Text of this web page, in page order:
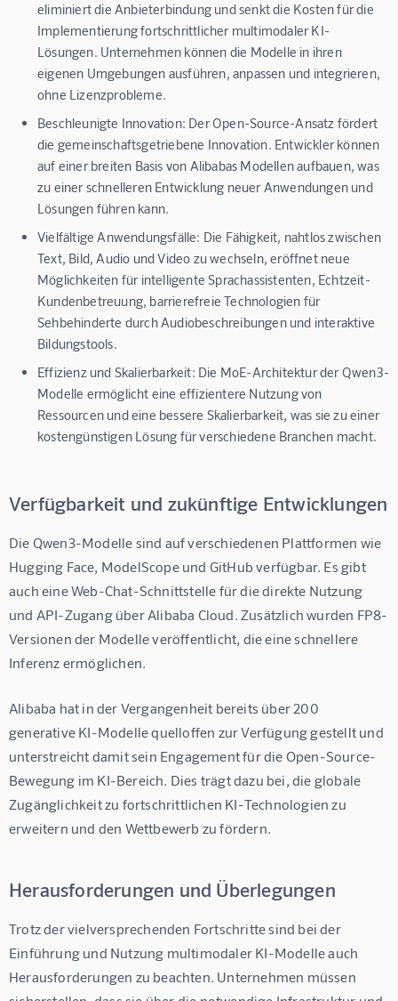
eliminiert die Anbieterbindung und senkt die Kosten für die
Implementierung fortschrittlicher multimodaler KI-
Lösungen. Unternehmen können die Modelle in ihren
eigenen Umgebungen ausführen, anpassen und integrieren,
ohne Lizenzprobleme.
Beschleunigte Innovation: Der Open-Source-Ansatz fördert
die gemeinschaftsgetriebene Innovation. Entwickler können
auf einer breiten Basis von Alibabas Modellen aufbauen, was
zu einer schnelleren Entwicklung neuer Anwendungen und
Lösungen führen kann.
Vielfältige Anwendungsfälle: Die Fähigkeit, nahtlos zwischen
Text, Bild, Audio und Video zu wechseln, eröffnet neue
Möglichkeiten für intelligente Sprachassistenten, Echtzeit-
Kundenbetreuung, barrierefreie Technologien für
Sehbehinderte durch Audiobeschreibungen und interaktive
Bildungstools.
Effizienz und Skalierbarkeit: Die MoE-Architektur der Qwen3-
Modelle ermöglicht eine effizientere Nutzung von
Ressourcen und eine bessere Skalierbarkeit, was sie zu einer
kostengünstigen Lösung für verschiedene Branchen macht.
Verfügbarkeit und zukünftige Entwicklungen
Die Qwen3-Modelle sind auf verschiedenen Plattformen wie
Hugging Face, ModelScope und GitHub verfügbar. Es gibt
auch eine Web-Chat-Schnittstelle für die direkte Nutzung
und API-Zugang über Alibaba Cloud. Zusätzlich wurden FP8-
Versionen der Modelle veröffentlicht, die eine schnellere
Inferenz ermöglichen.
Alibaba hat in der Vergangenheit bereits über 200
generative KI-Modelle quelloffen zur Verfügung gestellt und
unterstreicht damit sein Engagement für die Open-Source-
Bewegung im KI-Bereich. Dies trägt dazu bei, die globale
Zugänglichkeit zu fortschrittlichen KI-Technologien zu
erweitern und den Wettbewerb zu fördern.
Herausforderungen und Überlegungen
Trotz der vielversprechenden Fortschritte sind bei der
Einführung und Nutzung multimodaler KI-Modelle auch
Herausforderungen zu beachten. Unternehmen müssen